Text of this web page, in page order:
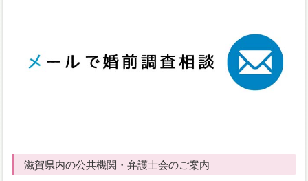
滋賀県内の公共機関・弁護士会のご案内